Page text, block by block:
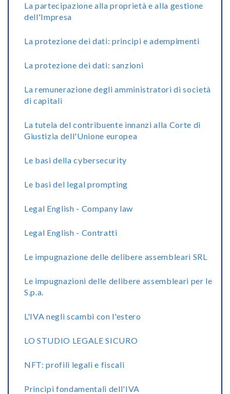
La partecipazione alla proprietà e alla gestione
dell'Impresa
La protezione dei dati: principi e adempimenti
La protezione dei dati: sanzioni
La remunerazione degli amministratori di società
di capitali
La tutela del contribuente innanzi alla Corte di
Giustizia dell'Unione europea
Le basi della cybersecurity
Le basi del legal prompting
Legal English - Company law
Legal English - Contratti
Le impugnazione delle delibere assembleari SRL
Le impugnazioni delle delibere assembleari per le
S.p.a.
L'IVA negli scambi con l'estero
LO STUDIO LEGALE SICURO
NFT: profili legali e fiscali
Principi fondamentali dell'IVA